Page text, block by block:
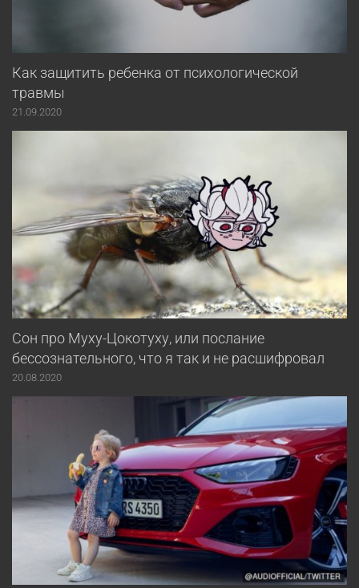
Как защитить ребенка от психологической
травмы
21.09.2020
Сон про Муху-Цокотуху, или послание
бессознательного, что я так и не расшифровал
20.08.2020